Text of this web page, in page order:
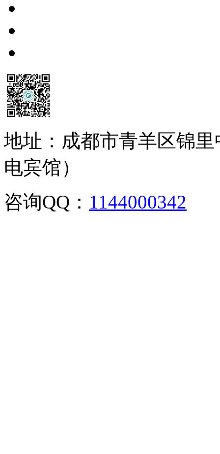
地址：成都市青羊区锦
电宾馆）
咨询QQ： 1144000342